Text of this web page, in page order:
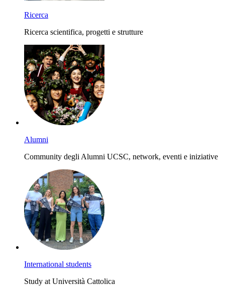
Ricerca
Ricerca scientifica, progetti e strutture
Alumni
Community degli Alumni UCSC, network, eventi e iniziative
International students
Study at Università Cattolica